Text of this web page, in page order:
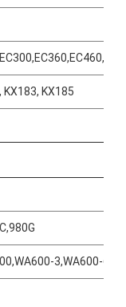
KX183, KX185
3,WA600-6